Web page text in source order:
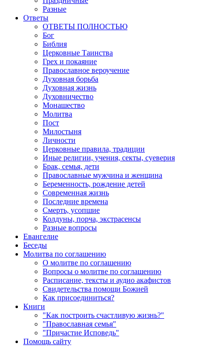
Разные
Ответы
ОТВЕТЫ ПОЛНОСТЬЮ
Бог
Библия
Церковные Таинства
Грех и покаяние
Православное вероучение
Духовная борьба
Духовная жизнь
Духовничество
Монашество
Молитва
Пост
Милостыня
Личности
Церковные правила, традиции
Иные религии, учения, секты, суеверия
Брак, семья, дети
Православные мужчина и женщина
Беременность, рождение детей
Современная жизнь
Последние времена
Смерть, усопшие
Колдуны, порча, экстрасенсы
Разные вопросы
Евангелие
Беседы
Молитва по соглашению
О молитве по соглашению
Вопросы о молитве по соглашению
Расписание, тексты и аудио акафистов
Свидетельства помощи Божией
Как присоединиться?
Книги
"Как построить счастливую жизнь?"
"Православная семья"
"Причастие Исповедь"
Помощь сайту